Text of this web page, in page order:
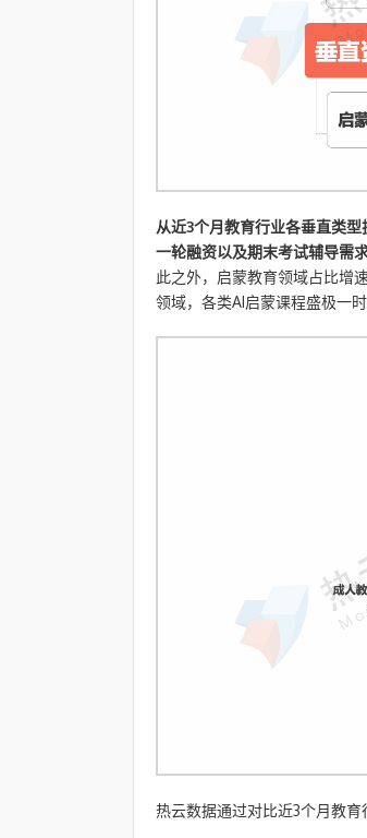
从近3个月教育行业各垂直类
一轮融资以及期末考试辅导需
此之外，启蒙教育领域占比增
领域，各类AI启蒙课程盛极一时
热云数据通过对比近3个月教育